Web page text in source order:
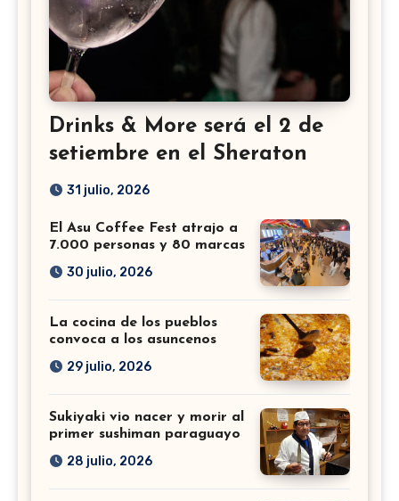
Drinks & More será el 2 de
setiembre en el Sheraton
31 julio, 2026
El Asu Coffee Fest atrajo a
7.000 personas y 80 marcas
30 julio, 2026
La cocina de los pueblos
convoca a los asuncenos
29 julio, 2026
Sukiyaki vio nacer y morir al
primer sushiman paraguayo
28 julio, 2026